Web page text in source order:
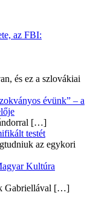
az FBI:
és ez a szlovákiai
évünk” – a
[…]
testét
az egykori
Kultúra
Gabriellával […]